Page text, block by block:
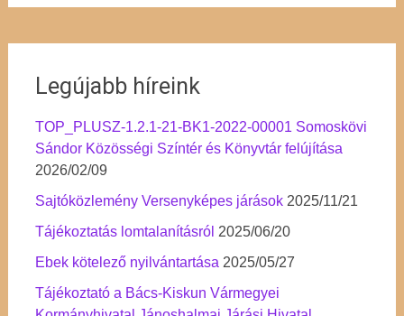
Legújabb híreink
TOP_PLUSZ-1.2.1-21-BK1-2022-00001 Somoskövi
Sándor Közösségi Színtér és Könyvtár felújítása
2026/02/09
Sajtóközlemény Versenyképes járások 2025/11/21
Tájékoztatás lomtalanításról 2025/06/20
Ebek kötelező nyilvántartása 2025/05/27
Tájékoztató a Bács-Kiskun Vármegyei